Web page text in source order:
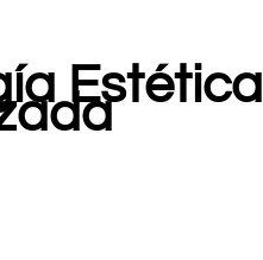
Estética